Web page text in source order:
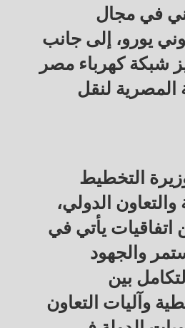
في مجال
يورو، إلى جانب
شبكة كهرباء مصر
المصرية لنقل
التخطيط
والتعاون الدولي،
اتفاقيات يأتي في
والجهود
بين
وآليات التعاون